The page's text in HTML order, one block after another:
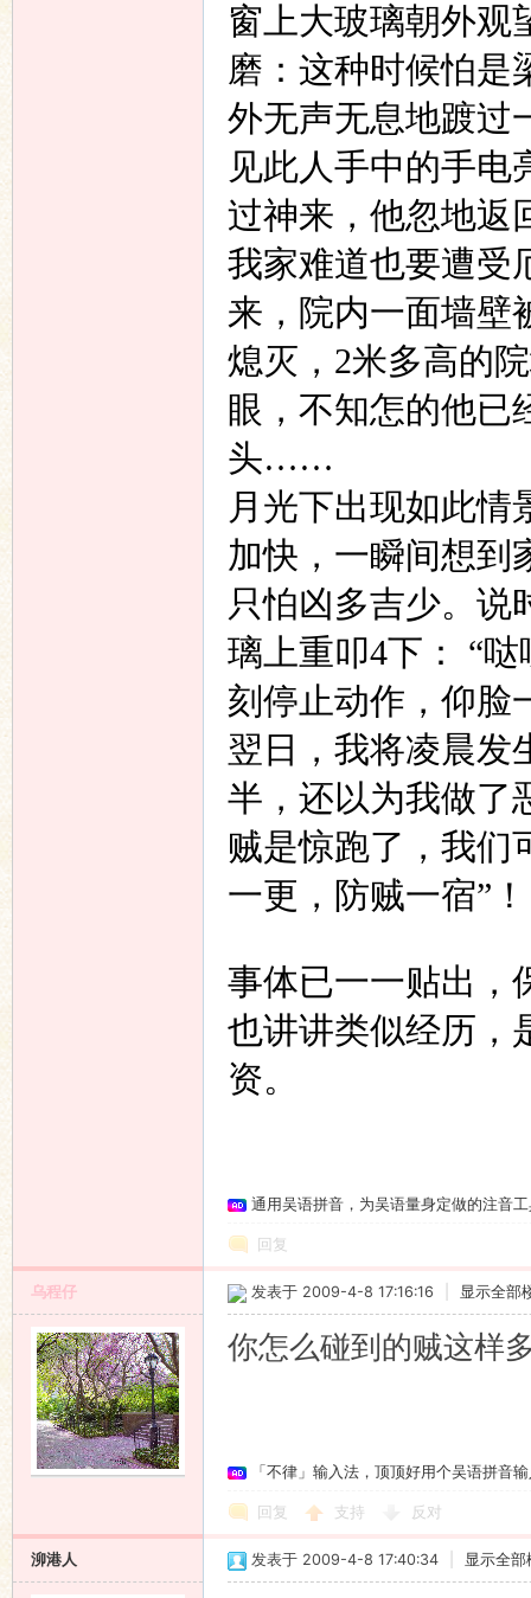
窗上大玻璃朝外观
磨：这种时候怕
外无声无息地踱过
见此人手中的手电
过神来，他忽地
我家难道也要遭受
来，院内一面墙壁
熄灭， 2米多高的
眼，不知怎的他已
头……
月光下出现如此情
加快，一瞬间想到
只怕凶多吉少。说
璃上重叩4下： “哒
刻停止动作，仰脸
翌日，我将凌晨发
半，还以为我做
贼是惊跑了，我们
一更，防贼一宿”！
事体已一一贴出，
也讲讲类似经历，
资。
通用吴语拼音，为吴语量身定做的注音
回复
乌程仔 发表于 2009-4-8 17:16:16 显示全部
你怎么碰到的贼这样
「不律」输入法，顶顶好用个吴语拼音
回复 支持 反对
泖港人 发表于 2009-4-8 17:40:34 显示全部